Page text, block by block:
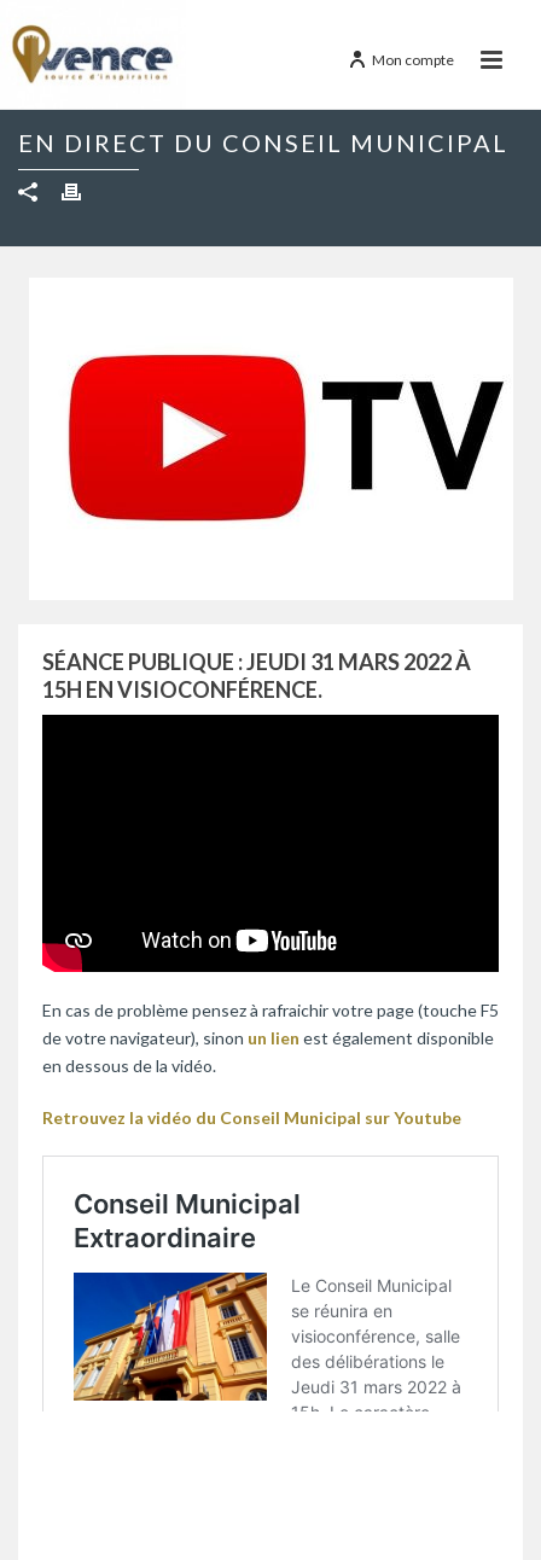
Mon compte
EN DIRECT DU CONSEIL MUNICIPAL
SÉANCE PUBLIQUE : JEUDI 31 MARS 2022 À
15H EN VISIOCONFÉRENCE.
En cas de problème pensez à rafraichir votre page (touche F5
de votre navigateur), sinon un lien est également disponible
en dessous de la vidéo.
Retrouvez la vidéo du Conseil Municipal sur Youtube